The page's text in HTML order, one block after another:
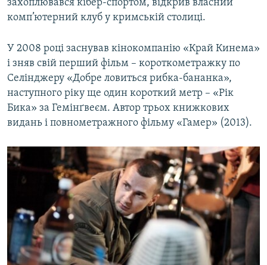
захоплювався кібер-спортом, відкрив власний
комп’ютерний клуб у кримській столиці.
У 2008 році заснував кінокомпанію «Край Кинема»
і зняв свій перший фільм – короткометражку по
Селінджеру «Добре ловиться рибка-бананка»,
наступного ріку ще один короткий метр – «Рік
Бика» за Гемінґвеєм. Автор трьох книжкових
видань і повнометражного фільму «Гамер» (2013).